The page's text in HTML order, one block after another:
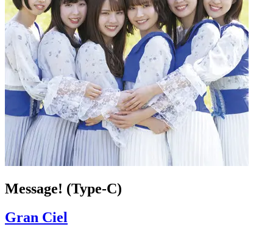
Message! (Type-C)
Gran Ciel